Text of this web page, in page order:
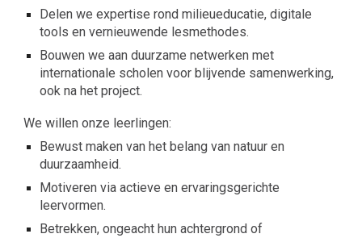
Delen we expertise rond milieueducatie, digitale
tools en vernieuwende lesmethodes.
Bouwen we aan duurzame netwerken met
internationale scholen voor blijvende samenwerking,
ook na het project.
We willen onze leerlingen:
Bewust maken van het belang van natuur en
duurzaamheid.
Motiveren via actieve en ervaringsgerichte
leervormen.
Betrekken, ongeacht hun achtergrond of